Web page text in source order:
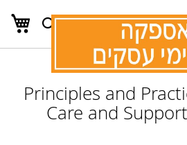
חפש
Principles and
Care and